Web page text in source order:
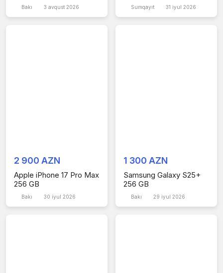
Bakı 3 avqust 2026 Sumqayıt 31 iyul 2026
2 900 AZN
Apple iPhone 17 Pro Max
256 GB
Bakı 30 iyul 2026
1 300 AZN
Samsung Galaxy S25+
256 GB
Bakı 29 iyul 2026